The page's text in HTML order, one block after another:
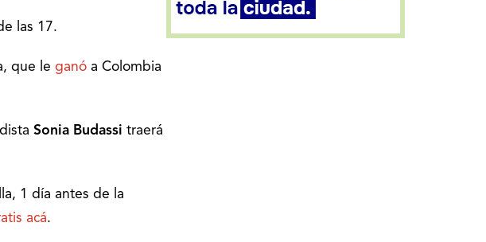
las 17.
que le ganó a Colombia
Sonia Budassi traerá
1 día antes de la
acá.